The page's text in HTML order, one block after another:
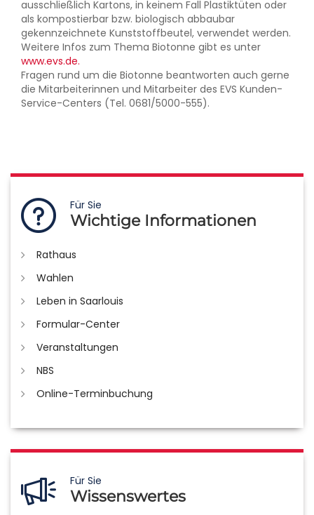
ausschließlich Kartons, in keinem Fall Plastiktüten oder
als kompostierbar bzw. biologisch abbaubar
gekennzeichnete Kunststoffbeutel, verwendet werden.
Weitere Infos zum Thema Biotonne gibt es unter
www.evs.de.
Fragen rund um die Biotonne beantworten auch gerne
die Mitarbeiterinnen und Mitarbeiter des EVS Kunden-
Service-Centers (Tel. 0681/5000-555).
Für Sie
Wichtige Informationen
Rathaus
Wahlen
Leben in Saarlouis
Formular-Center
Veranstaltungen
NBS
Online-Terminbuchung
Für Sie
Wissenswertes